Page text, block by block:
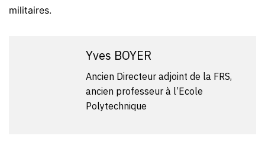
militaires.
Yves BOYER
Ancien Directeur adjoint de la FRS,
ancien professeur à l’Ecole
Polytechnique